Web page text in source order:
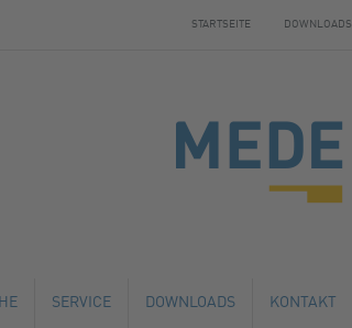
STARTSEITE DOWNLOADS
SERVICE DOWNLOADS KONTAKT